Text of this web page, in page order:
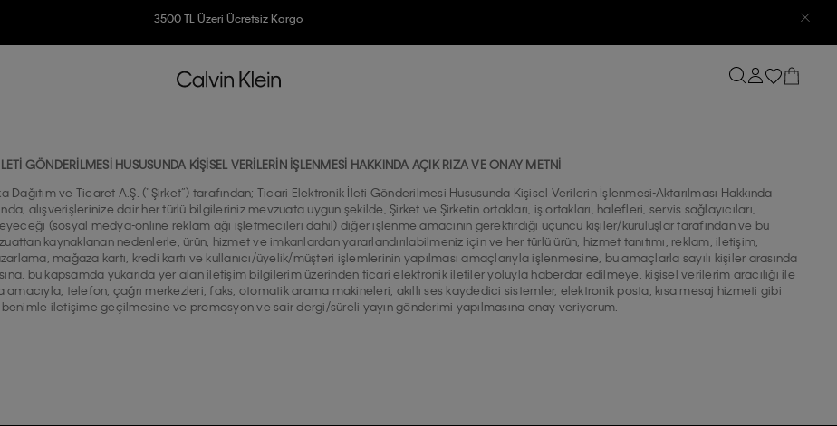
3500 TL Üzeri Ücretsiz Kargo
GÖNDERİLMESİ HUSUSUNDA KİŞİSEL VERİLERİN İŞLENMESİ HAKKINDA AÇIK RIZA VE ONAY METNİ
Dağıtım ve Ticaret A.Ş. (“Şirket”) tarafından; Ticari Elektronik İleti Gönderilmesi Hususunda Kişisel Verilerin İşlenmesi-Aktarılması Hakkında
alışverişlerinize dair her türlü bilgileriniz mevzuata uygun şekilde, Şirket ve Şirketin ortakları, iş ortakları, halefleri, servis sağlayıcıları,
(sosyal medya-online reklam ağı işletmecileri dahil) diğer işlenme amacının gerektirdiği üçüncü kişiler/kuruluşlar tarafından ve bu
kaynaklanan nedenlerle, ürün, hizmet ve imkanlardan yararlandırılabilmeniz için ve her türlü ürün, hizmet tanıtımı, reklam, iletişim,
mağaza kartı, kredi kartı ve kullanıcı/üyelik/müşteri işlemlerinin yapılması amaçlarıyla işlenmesine, bu amaçlarla sayılı kişiler arasında
bu kapsamda yukarıda yer alan iletişim bilgilerim üzerinden ticari elektronik iletiler yoluyla haberdar edilmeye, kişisel verilerim aracılığı ile
amacıyla; telefon, çağrı merkezleri, faks, otomatik arama makineleri, akıllı ses kaydedici sistemler, elektronik posta, kısa mesaj hizmeti gibi
benimle iletişime geçilmesine ve promosyon ve sair dergi/süreli yayın gönderimi yapılmasına onay veriyorum.